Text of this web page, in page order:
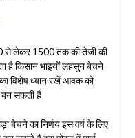
से लेकर 1500 तक की तेजी की
है किसान भाइयों लहसुन बेचने
विशेष ध्यान रखें आवक को
बन सकती हैं
बेचने का निर्णय इस वर्ष के लिए